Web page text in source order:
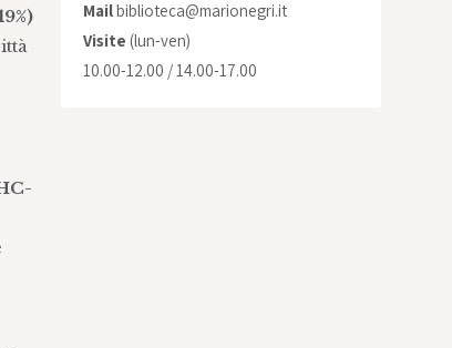
Mailbiblioteca@marionegri.it
Visite (lun-ven)
10.00-12.00 / 14.00-17.00